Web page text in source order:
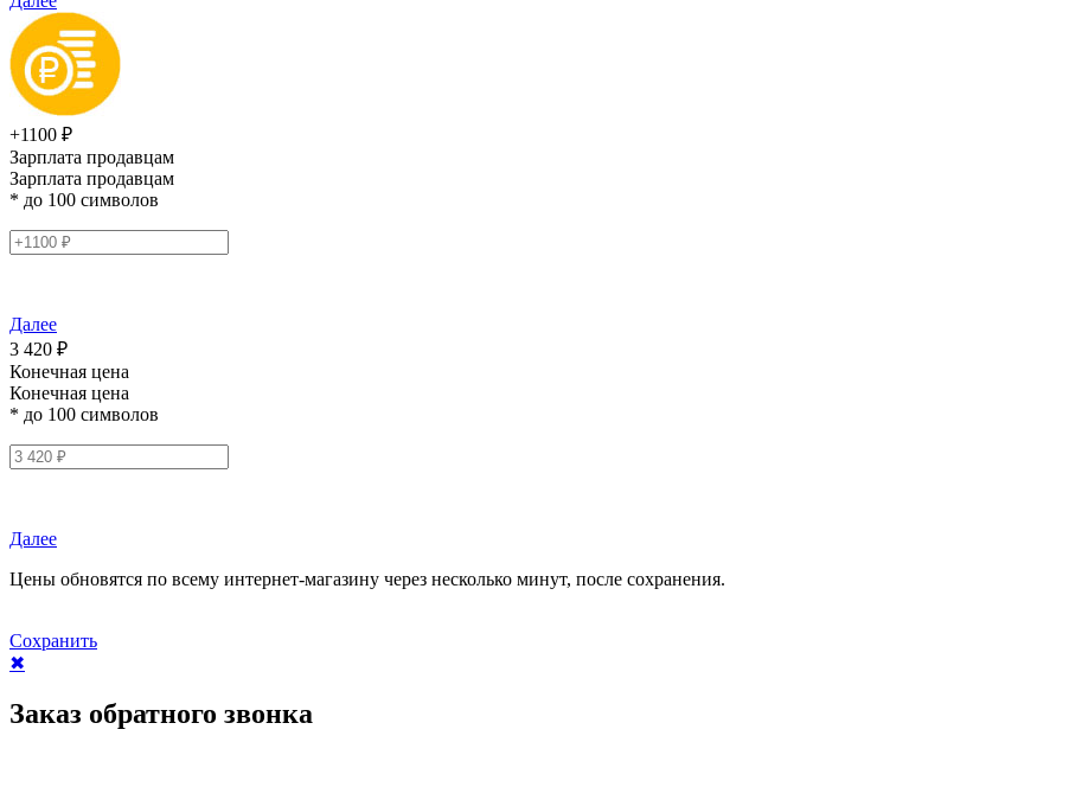
+1100 ₽
Зарплата продавцам
Зарплата продавцам
* до 100 символов
Далее
3 420 ₽
Конечная цена
Конечная цена
* до 100 символов
Далее
Цены обновятся по всему интернет-магазину через несколько минут, после сохранения.
Сохранить
✖
Заказ обратного звонка